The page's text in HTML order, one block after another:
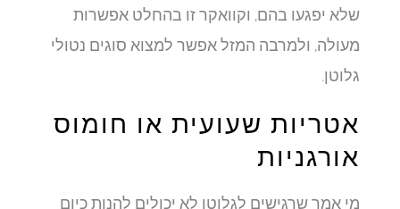
שלא יפגעו בהם, וקוואקר זו בהחלט אפשרות
מעולה, ולמרבה המזל אפשר למצוא סוגים נטולי
גלוטן.
אטריות שעועית או חומוס
אורגניות
מי אמר שרגישים לגלוטן לא יכולים להנות כיום